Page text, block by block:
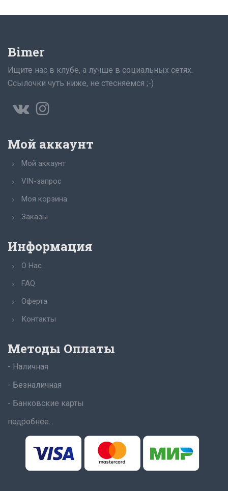
Bimer
Ищите нас в клубе, а лучше в социальных сетях.
Ссылочки чуть ниже, не стесняемся ;-)
Мой аккаунт
Мой аккаунт
VIN-запрос
Моя корзина
Заказы
Информация
О Нас
FAQ
Оферта
Контакты
Методы Оплаты
- Наличная
- Безналичная
- Банковские карты
подробнее...